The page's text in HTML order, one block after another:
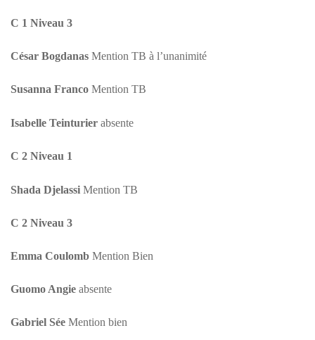
C 1 Niveau 3
César Bogdanas Mention TB à l’unanimité
Susanna Franco Mention TB
Isabelle Teinturier absente
C 2 Niveau 1
Shada Djelassi Mention TB
C 2 Niveau 3
Emma Coulomb Mention Bien
Guomo Angie absente
Gabriel Sée Mention bien